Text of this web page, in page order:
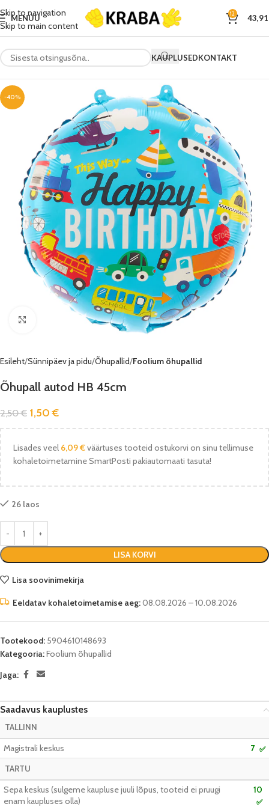
Skip to navigation
Skip to main content
MENÜÜ 12
KAUPLUSEDKONTAKT
-40%
Esileht Sünnipäev ja pidu Õhupallid Foolium õhupallid
Õhupall autod HB 45cm
2,50€ 1,50€
Lisades veel 6,09€väärtuses tooteid ostukorvi on sinu tellimuse
kohaletoimetamine SmartPosti pakiautomaati tasuta!
26 laos
LISA KORVI
Lisa soovinimekirja
Eeldatav kohaletoimetamise aeg:08.08.2026 – 10.08.2026
Tootekood: 5904610148693
Kategooria:Foolium õhupallid
Jaga:
Saadavus kauplustes
TALLINN
Magistrali keskus
7 ✅
TARTU
Sepa keskus (sulgeme kaupluse juuli lõpus, tooteid ei pruugi
enam kaupluses olla)
10
✅